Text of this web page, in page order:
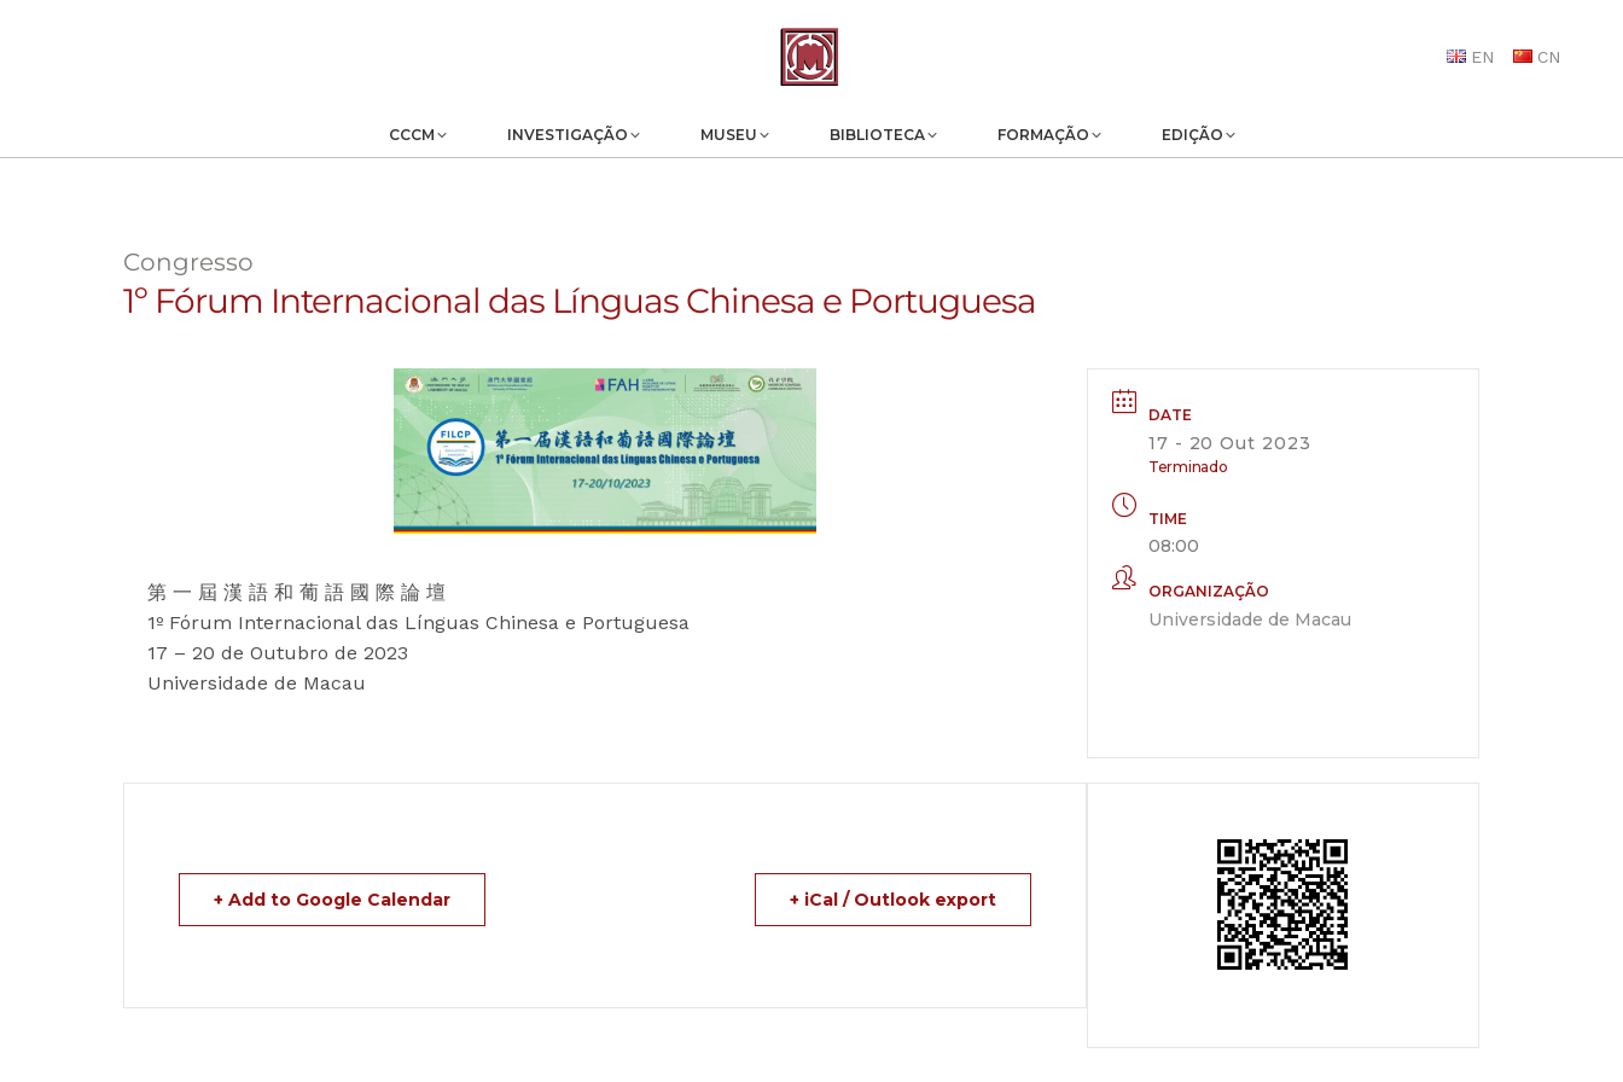
EN CN
CCCM INVESTIGAÇÃO MUSEU BIBLIOTECA FORMAÇÃO EDIÇÃO
Congresso
1º Fórum Internacional das Línguas Chinesa e Portuguesa
第 一 屆 漢 語 和 葡 語 國 際 論 壇
1º Fórum Internacional das Línguas Chinesa e Portuguesa
17 – 20 de Outubro de 2023
Universidade de Macau
DATE
17 - 20 Out 2023
Terminado
TIME
08:00
ORGANIZAÇÃO
Universidade de Macau
+ Add to Google Calendar + iCal / Outlook export